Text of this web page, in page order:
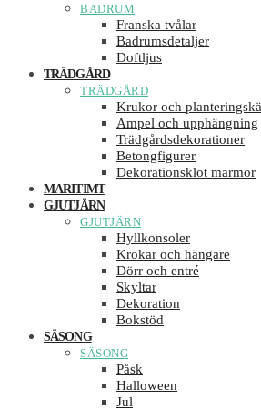
BADRUM
Franska tvålar
Badrumsdetaljer
Doftljus
TRÄDGÅRD
TRÄDGÅRD
Krukor och
Ampel och upphängning
Trädgårdsdekorationer
Betongfigurer
Dekorationsklot marmor
MARITIMT
GJUTJÄRN
GJUTJÄRN
Hyllkonsoler
Krokar och hängare
Dörr och entré
Skyltar
Dekoration
Bokstöd
SÄSONG
SÄSONG
Påsk
Halloween
Jul